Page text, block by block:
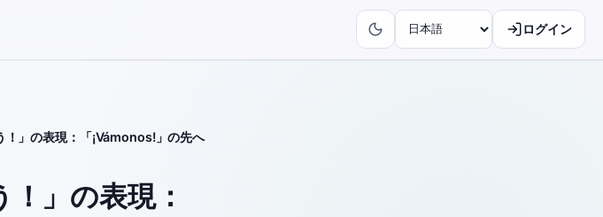
ログイン
！」の表現：「¡Vámonos!」の先へ
」の表現：